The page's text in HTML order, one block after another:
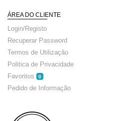
ÁREA DO CLIENTE
Login/Registo
Recuperar Password
Termos de Utilização
Politica de Privacidade
Favoritos
0
Pedido de Informação